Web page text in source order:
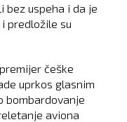
bez uspeha i da je
predložile su
češke
uprkos glasnim
bombardovanje
aviona